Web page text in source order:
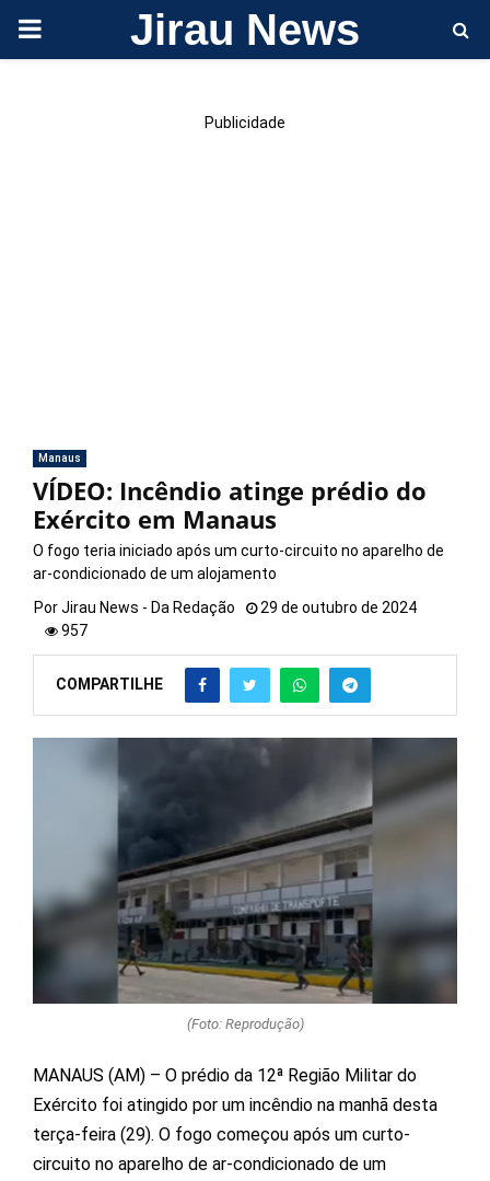
PRIMARY Jirau News
Publicidade
Manaus
VÍDEO: Incêndio atinge prédio do
Exército em Manaus
O fogo teria iniciado após um curto-circuito no aparelho de
ar-condicionado de um alojamento
PorJirau News - Da Redação
29 de outubro de 2024
957
COMPARTILHE
(Foto: Reprodução)
MANAUS (AM) – O prédio da 12ª Região Militar do
Exército foi atingido por um incêndio na manhã desta
terça-feira (29). O fogo começou após um curto-
circuito no aparelho de ar-condicionado de um